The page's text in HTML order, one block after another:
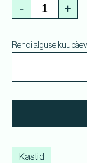
- +
Rendi alguse kuupäev
Kastid